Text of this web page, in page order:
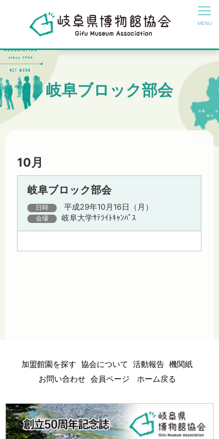
岐阜ブロック部会
10月
岐阜ブロック部会
日時 平成29年10月16日（月）
会場 岐阜大学ｻﾃﾗｲﾄｷｬﾝﾊﾟｽ
加盟館園を探す 協会について 活動報告 機関紙
お問い合わせ 会員ページ ホーム戻る